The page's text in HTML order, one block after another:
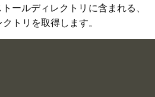
ールディレクトリに含まれる、
トリを取得します。